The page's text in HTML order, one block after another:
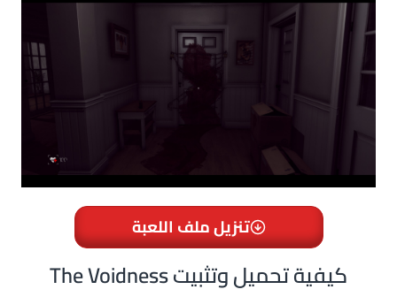
تنزيل ملف اللعبة
The Voidness كيفية تحميل وتثبيت